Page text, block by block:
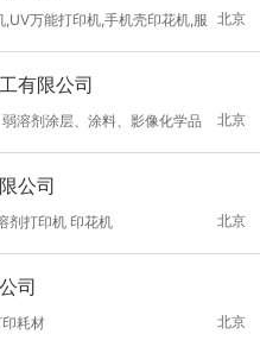
北京
万能打印机,手机壳印花机,服
机,玻璃印花机,朔料印花机,喷墨打印
剂墨水,纺织墨水,生物墨水,免涂层墨
有限公司
北京
溶剂涂层、涂料、影像化学品
公司
北京
剂打印机 印花机
司
北京
耗材